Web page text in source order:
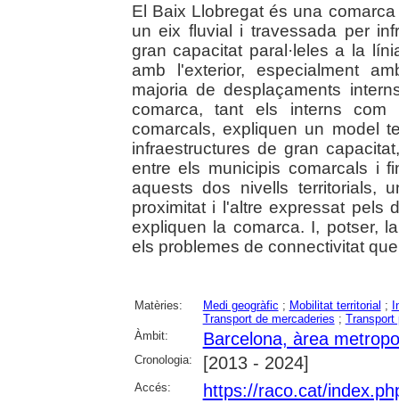
El Baix Llobregat és una
un eix fluvial i travessada per
gran capacitat paral·leles a la
amb l'exterior, especialment
majoria de desplaçaments
comarca, tant els interns
comarcals, expliquen un model
infraestructures de gran
entre els municipis comarcals i
aquests dos nivells territorials,
proximitat i l'altre expressat pels
expliquen la comarca. I, potser,
els problemes de connectivitat
Matèries: Medi geogràfic ; Mobilitat territorial ;
Transport de mercaderies ; Transport
Àmbit:
Barcelona, àrea
Cronologia: [2013 - 2024]
Accés: https://raco.cat/